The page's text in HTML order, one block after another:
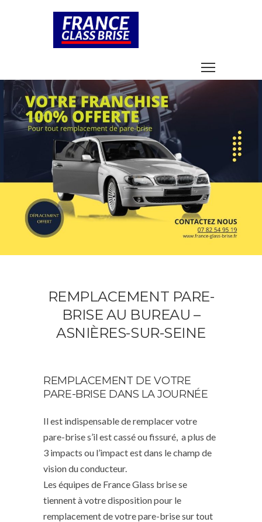
REMPLACEMENT PARE-
BRISE AU BUREAU –
ASNIÈRES-SUR-SEINE
REMPLACEMENT DE VOTRE
PARE-BRISE DANS LA JOURNÉE
Il est indispensable de remplacer votre
pare-brise s’il est cassé ou fissuré, a plus de
3 impacts ou l’impact est dans le champ de
vision du conducteur.
Les équipes de France Glass brise se
tiennent à votre disposition pour le
remplacement de votre pare-brise sur tout